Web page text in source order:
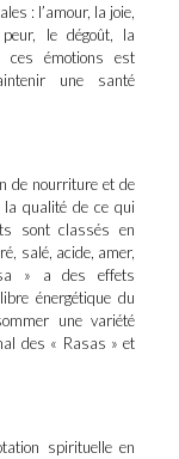
: l’amour, la joie,
le dégoût, la
ces émotions est
une santé
de nourriture et de
qualité de ce qui
sont classés en
salé, acide, amer,
» a des effets
énergétique du
une variété
des « Rasas » et
spirituelle en